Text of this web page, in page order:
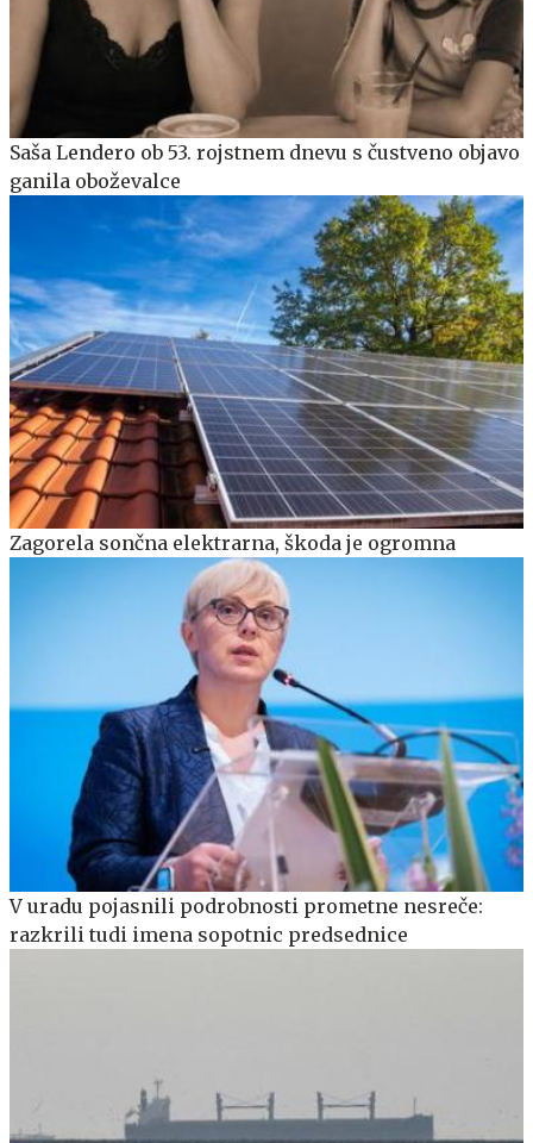
Saša Lendero ob 53. rojstnem dnevu s čustveno objavo
ganila oboževalce
Zagorela sončna elektrarna, škoda je ogromna
V uradu pojasnili podrobnosti prometne nesreče:
razkrili tudi imena sopotnic predsednice